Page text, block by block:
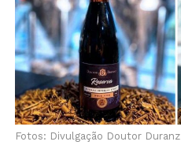
Fotos: Divulgação Doutor Duranz